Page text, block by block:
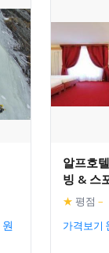
알프호
빙 & 스
★ 평점 –
가격보기